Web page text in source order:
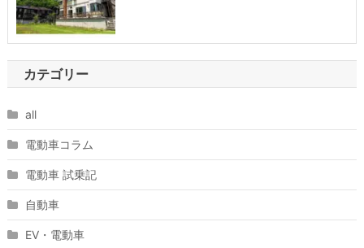
カテゴリー
all
電動車コラム
電動車 試乗記
自動車
EV・電動車